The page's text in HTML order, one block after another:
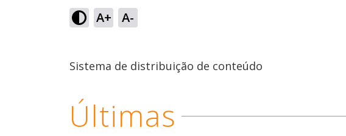
A+ A-
Sistema de distribuição de conteúdo
Últimas